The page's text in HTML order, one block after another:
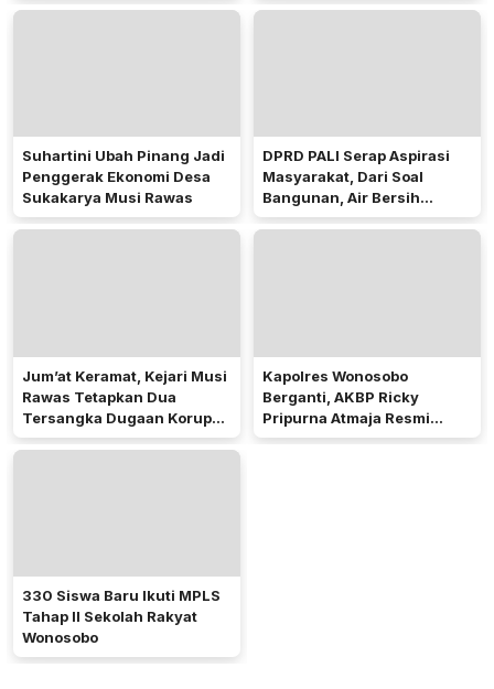
Suhartini Ubah Pinang Jadi
Penggerak Ekonomi Desa
Sukakarya Musi Rawas
DPRD PALI Serap Aspirasi
Masyarakat, Dari Soal
Bangunan, Air Bersih
Hingga Pergub Seismik
Jum’at Keramat, Kejari Musi
Rawas Tetapkan Dua
Tersangka Dugaan Korupsi
Dana PSR
Kapolres Wonosobo
Berganti, AKBP Ricky
Pripurna Atmaja Resmi
Menjabat
330 Siswa Baru Ikuti MPLS
Tahap II Sekolah Rakyat
Wonosobo